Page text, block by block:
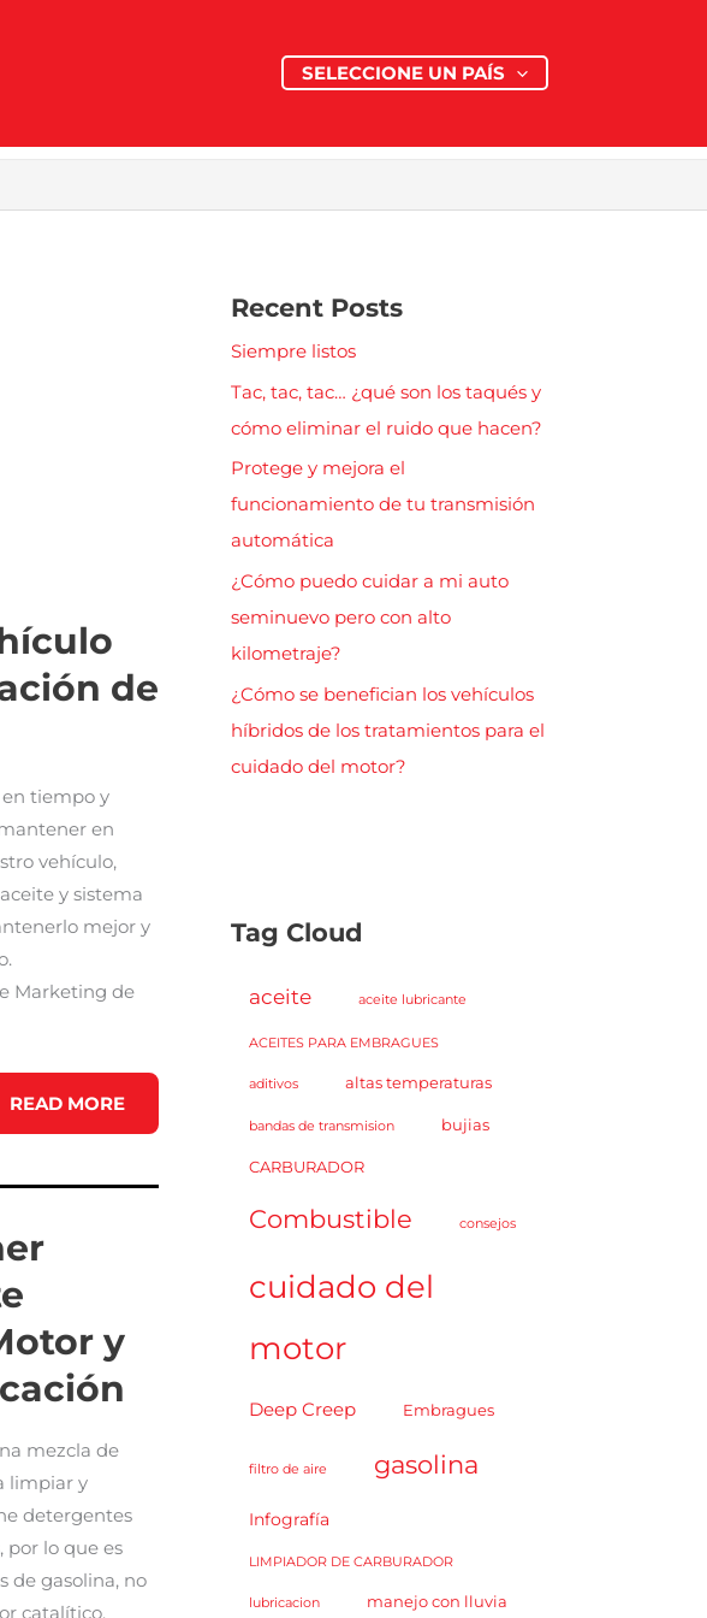
SELECCIONE UN PAÍS
de
tiempo y
en
vehículo,
y sistema
mejor y
Marketing de
PREPARA
VEHÍCULO
VERIFICACIÓN
READ MORE
y
mezcla de
limpiar y
detergentes
por lo que es
de gasolina, no
catalítico.
Recent Posts
Siempre listos
Tac, tac, tac… ¿qué son los taqués y
cómo eliminar el ruido que hacen?
Protege y mejora el
funcionamiento de tu transmisión
automática
¿Cómo puedo cuidar a mi auto
seminuevo pero con alto
kilometraje?
¿Cómo se benefician los vehículos
híbridos de los tratamientos para el
cuidado del motor?
Tag Cloud
aceite aceite lubricante
ACEITES PARA EMBRAGUES
aditivos altas temperaturas
bandas de transmision bujias
CARBURADOR
Combustible consejos
cuidado del
motor
Deep Creep Embragues
filtro de aire gasolina
Infografía
LIMPIADOR DE CARBURADOR
lubricacion manejo con lluvia